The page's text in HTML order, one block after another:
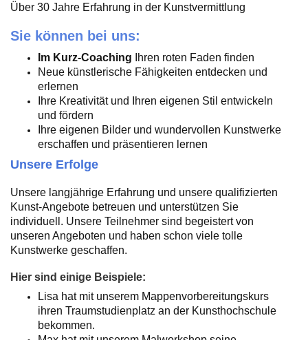
Über 30 Jahre Erfahrung in der Kunstvermittlung
Sie können bei uns:
Im Kurz-Coaching Ihren roten Faden finden
Neue künstlerische Fähigkeiten entdecken und
erlernen
Ihre Kreativität und Ihren eigenen Stil entwickeln
und fördern
Ihre eigenen Bilder und wundervollen Kunstwerke
erschaffen und präsentieren lernen
Unsere Erfolge
Unsere langjährige Erfahrung und unsere qualifizierten
Kunst-Angebote betreuen und unterstützen Sie
individuell. Unsere Teilnehmer sind begeistert von
unseren Angeboten und haben schon viele tolle
Kunstwerke geschaffen.
Hier sind einige Beispiele:
Lisa hat mit unserem Mappenvorbereitungskurs
ihren Traumstudienplatz an der Kunsthochschule
bekommen.